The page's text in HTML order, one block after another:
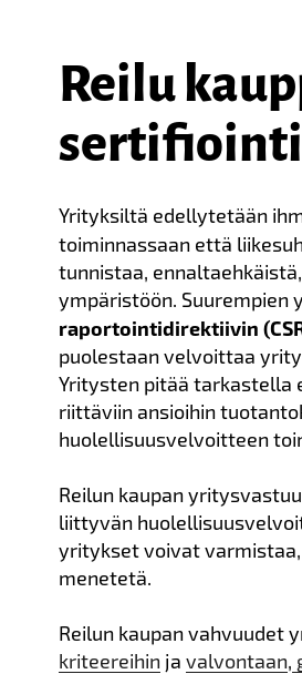
Reilu
sertifiointi
Yrityksiltä edellytetään
toiminnassaan että
tunnistaa,
ympäristöön. Suurempien
raportointidirektiivin
puolestaan velvoittaa
Yritysten pitää tarkastella
riittäviin ansioihin
huolellisuusvelvoitteen
Reilun kaupan
liittyvän
yritykset voivat
menetetä.
Reilun kaupan vahvuudet
kriteereihinja valvontaan,